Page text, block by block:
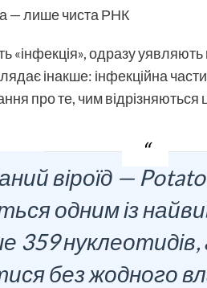
— лише чиста РНК
«інфекція», одразу
інакше: інфекційна
про те, чим відрізняються
віроїд —
одним із
359
без жодного